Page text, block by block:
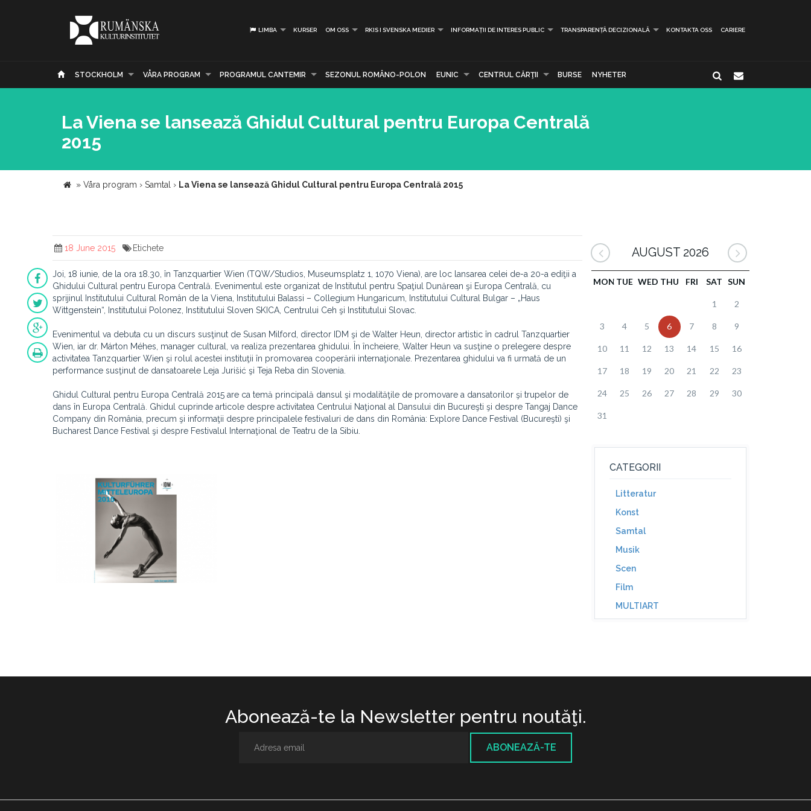
LIMBA KURSER OM OSS RKIS I SVENSKA MEDIER INFORMAȚII DE INTERES PUBLIC TRANSPARENȚĂ DECIZIONALĂ KONTAKTA OSS CARIERE
STOCKHOLM VÅRA PROGRAM PROGRAMUL CANTEMIR SEZONUL ROMÂNO-POLON EUNIC CENTRUL CĂRŢII BURSE NYHETER
La Viena se lansează Ghidul Cultural pentru Europa Centrală
2015
» Våra program › Samtal › La Viena se lansează Ghidul Cultural pentru Europa Centrală 2015
18 June 2015 Etichete
Joi, 18 iunie, de la ora 18.30, în Tanzquartier Wien (TQW/Studios, Museumsplatz 1, 1070 Viena), are loc lansarea celei de-a 20-a ediţii a
Ghidului Cultural pentru Europa Centrală. Evenimentul este organizat de Institutul pentru Spaţiul Dunărean şi Europa Centrală, cu
sprijinul Institutului Cultural Român de la Viena, Institutului Balassi – Collegium Hungaricum, Institutului Cultural Bulgar – „Haus
Wittgenstein“, Institutului Polonez, Institutului Sloven SKICA, Centrului Ceh şi Institutului Slovac.
Evenimentul va debuta cu un discurs susţinut de Susan Milford, director IDM şi de Walter Heun, director artistic în cadrul Tanzquartier
Wien, iar dr. Márton Méhes, manager cultural, va realiza prezentarea ghidului. În încheiere, Walter Heun va susţine o prelegere despre
activitatea Tanzquartier Wien şi rolul acestei instituţii în promovarea cooperării internaţionale. Prezentarea ghidului va fi urmată de un
performance susţinut de dansatoarele Leja Jurišić şi Teja Reba din Slovenia.
Ghidul Cultural pentru Europa Centrală 2015 are ca temă principală dansul şi modalităţile de promovare a dansatorilor şi trupelor de
dans în Europa Centrală. Ghidul cuprinde articole despre activitatea Centrului Naţional al Dansului din Bucureşti şi despre Tangaj Dance
Company din România, precum şi informaţii despre principalele festivaluri de dans din România: Explore Dance Festival (Bucureşti) şi
Bucharest Dance Festival şi despre Festivalul Internaţional de Teatru de la Sibiu.
AUGUST 2026
MON TUE WED THU FRI SAT SUN
1 2
3 4 5 6 7 8 9
10 11 12 13 14 15 16
17 18 19 20 21 22 23
24 25 26 27 28 29 30
31
CATEGORII
Litteratur
Konst
Samtal
Musik
Scen
Film
MULTIART
Abonează-te la Newsletter pentru noutăţi.
ABONEAZĂ-TE